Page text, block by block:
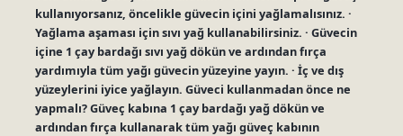
kullanıyorsanız, öncelikle güvecin içini yağlamalısınız. ·
Yağlama aşaması için sıvı yağ kullanabilirsiniz. · Güvecin
içine 1 çay bardağı sıvı yağ dökün ve ardından fırça
yardımıyla tüm yağı güvecin yüzeyine yayın. · İç ve dış
yüzeylerini iyice yağlayın. Güveci kullanmadan önce ne
yapmalı? Güveç kabına 1 çay bardağı yağ dökün ve
ardından fırça kullanarak tüm yağı güveç kabının